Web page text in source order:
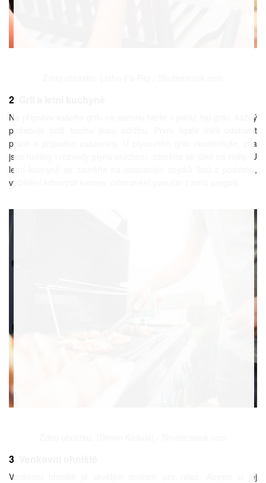
2. Gril a letní kuchyně
Na přípravu vašeho grilu na sezonu berte v potaz typ grilu, každý
potřebuje totiž trochu jinou údržbu. První byste měli odstranit
prach a případné usazeniny. U plynového grilu zkontrolujte, zda
jsou hořáky i rozvody plynu průchozí, zaměřte se také na rošty. U
letní kuchyně se zaměřte na odstranění zbytků listů z podzimu,
vyčištění krbových kamen, odstranění pavučin z rohů pergoly.
3. Venkovní ohniště
Venkovní ohniště je skvělým místem pro relax. Abyste si jej